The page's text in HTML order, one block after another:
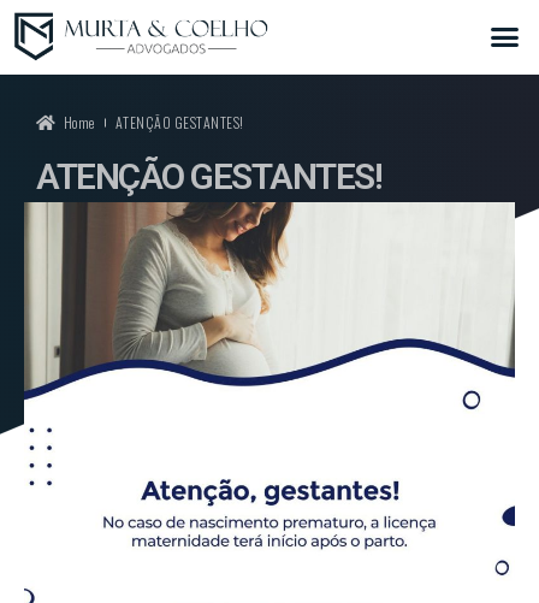
Home ATENÇÃO GESTANTES!
ATENÇÃO GESTANTES!